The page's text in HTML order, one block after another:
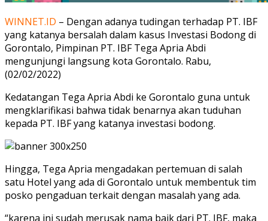
WINNET.ID – Dengan adanya tudingan terhadap PT. IBF
yang katanya bersalah dalam kasus Investasi Bodong di
Gorontalo, Pimpinan PT. IBF Tega Apria Abdi
mengunjungi langsung kota Gorontalo. Rabu,
(02/02/2022)
Kedatangan Tega Apria Abdi ke Gorontalo guna untuk
mengklarifikasi bahwa tidak benarnya akan tuduhan
kepada PT. IBF yang katanya investasi bodong.
Hingga, Tega Apria mengadakan pertemuan di salah
satu Hotel yang ada di Gorontalo untuk membentuk tim
posko pengaduan terkait dengan masalah yang ada.
“karena ini sudah merusak nama baik dari PT. IBF, maka